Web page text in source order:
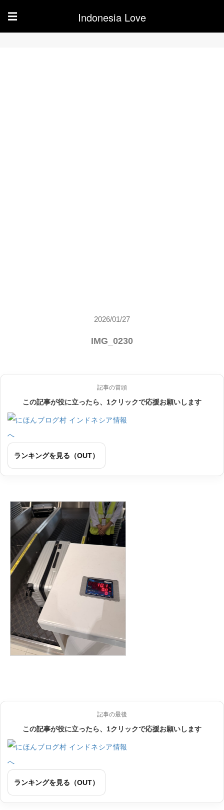
☰ Indonesia Love
2026/01/27
IMG_0230
記事の冒頭
この記事が役に立ったら、1クリックで応援お願いします
ランキングを見る（OUT）
記事の最後
この記事が役に立ったら、1クリックで応援お願いします
ランキングを見る（OUT）